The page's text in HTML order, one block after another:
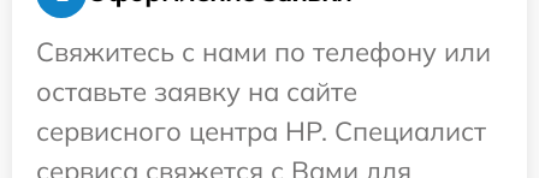
Свяжитесь с нами по телефону или
оставьте заявку на сайте
сервисного центра HP. Специалист
сервиса свяжется с Вами для